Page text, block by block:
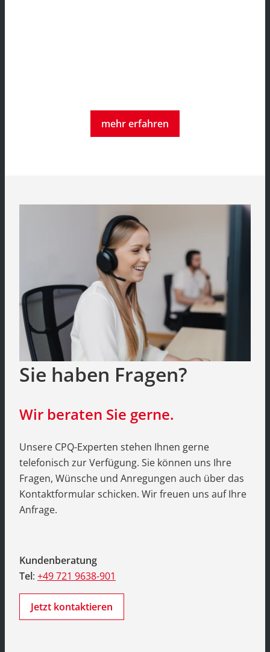
mehr erfahren
Sie haben Fragen?
Wir beraten Sie gerne.
Unsere CPQ-Experten stehen Ihnen gerne
telefonisch zur Verfügung. Sie können uns Ihre
Fragen, Wünsche und Anregungen auch über das
Kontaktformular schicken. Wir freuen uns auf Ihre
Anfrage.
Kundenberatung
Tel: +49 721 9638-901
Jetzt kontaktieren